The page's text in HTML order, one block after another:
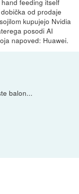
feeding itself
od prodaje
kupujejo Nvidia
posodi AI
napoved: Huawei.
balon...